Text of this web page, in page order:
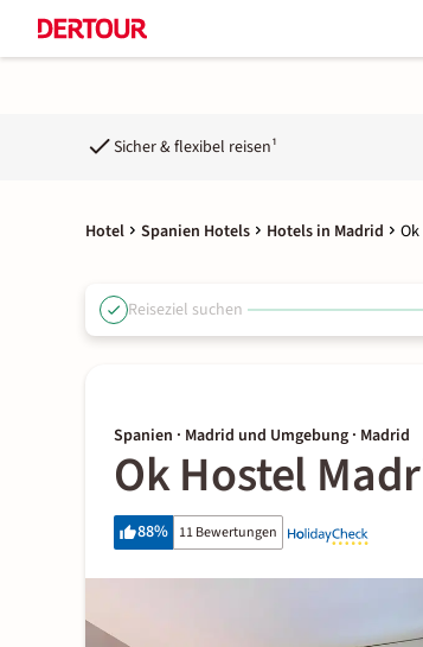
Sicher & flexibel reisen¹
Hotel Spanien Hotels Hotels in Madrid
Reiseziel suchen
Spanien · Madrid und Umgebung · Madrid
Ok Hostel
88% 11 Bewertungen